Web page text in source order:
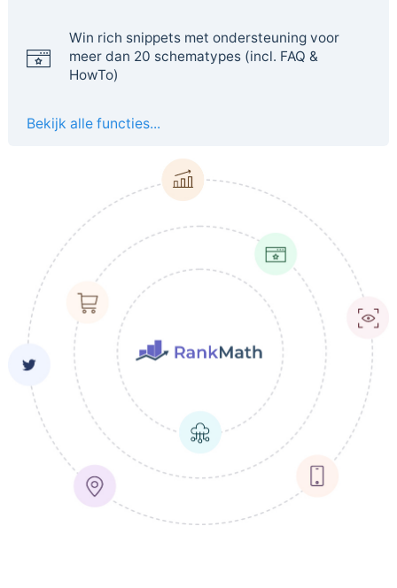
Win rich snippets met ondersteuning voor
meer dan 20 schematypes (incl. FAQ &
HowTo)
Bekijk alle functies...